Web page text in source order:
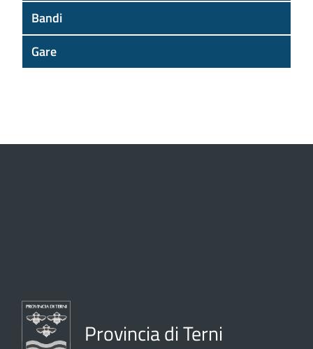
Bandi
Gare
Provincia di Terni